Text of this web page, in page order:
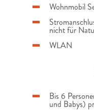
Wohnmobil
nicht für
WLAN
Bis 6
und Babys)